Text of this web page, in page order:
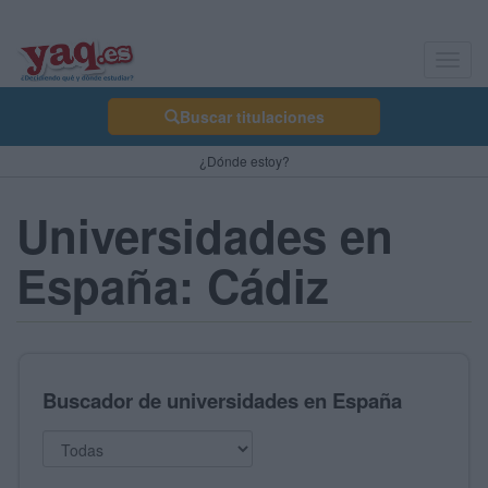
Buscar titulaciones
¿Dónde estoy?
Universidades en
España: Cádiz
Buscador de universidades en España